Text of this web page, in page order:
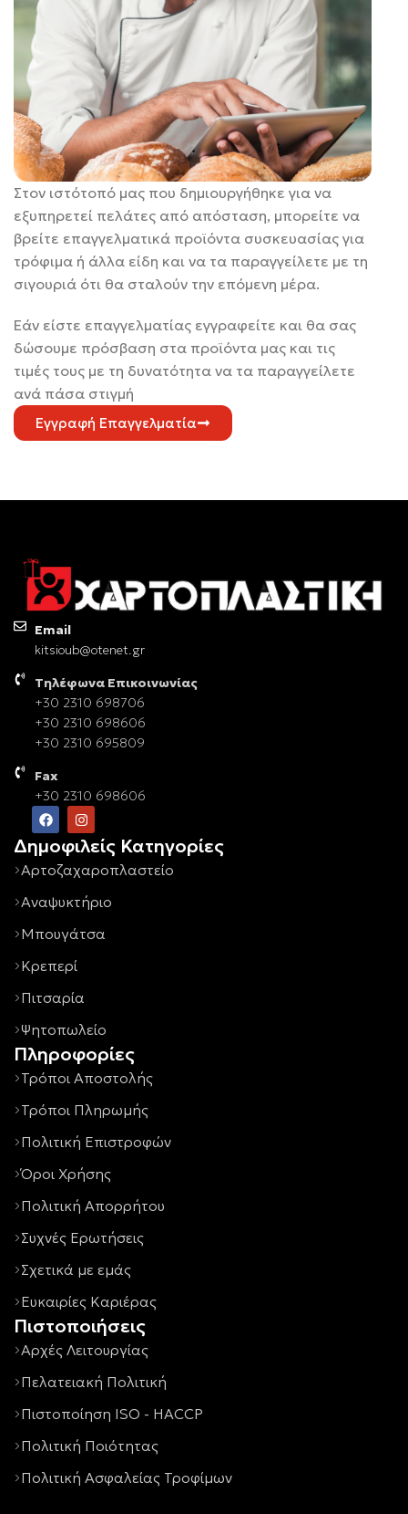
Στον ιστότοπό μας που δημιουργήθηκε για να
εξυπηρετεί πελάτες από απόσταση, μπορείτε να
βρείτε επαγγελματικά προϊόντα συσκευασίας για
τρόφιμα ή άλλα είδη και να τα παραγγείλετε με τη
σιγουριά ότι θα σταλούν την επόμενη μέρα.
Εάν είστε επαγγελματίας εγγραφείτε και θα σας
δώσουμε πρόσβαση στα προϊόντα μας και τις
τιμές τους με τη δυνατότητα να τα παραγγείλετε
ανά πάσα στιγμή
Εγγραφή Επαγγελματία
Email
kitsioub@otenet.gr
Τηλέφωνα Επικοινωνίας
+30 2310 698706
+30 2310 698606
+30 2310 695809
Fax
+30 2310 698606
Δημοφιλείς Κατηγορίες
Αρτοζαχαροπλαστείο
Αναψυκτήριο
Μπουγάτσα
Κρεπερί
Πιτσαρία
Ψητοπωλείο
Πληροφορίες
Τρόποι Αποστολής
Τρόποι Πληρωμής
Πολιτική Επιστροφών
Όροι Χρήσης
Πολιτική Απορρήτου
Συχνές Ερωτήσεις
Σχετικά με εμάς
Ευκαιρίες Καριέρας
Πιστοποιήσεις
Αρχές Λειτουργίας
Πελατειακή Πολιτική
Πιστοποίηση ISO - HACCP
Πολιτική Ποιότητας
Πολιτική Ασφαλείας Τροφίμων